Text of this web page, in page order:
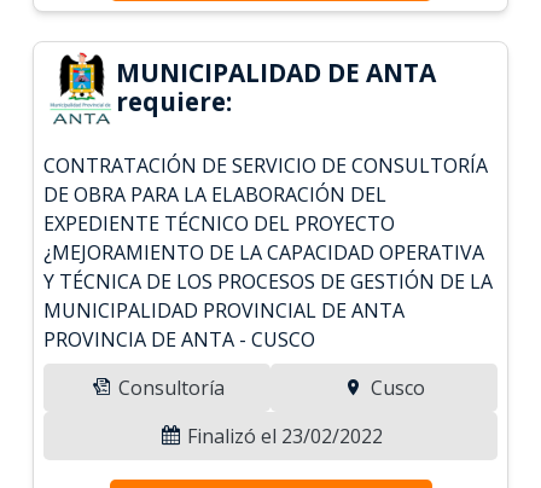
MUNICIPALIDAD DE ANTA
requiere:
CONTRATACIÓN DE SERVICIO DE CONSULTORÍA
DE OBRA PARA LA ELABORACIÓN DEL
EXPEDIENTE TÉCNICO DEL PROYECTO
¿MEJORAMIENTO DE LA CAPACIDAD OPERATIVA
Y TÉCNICA DE LOS PROCESOS DE GESTIÓN DE LA
MUNICIPALIDAD PROVINCIAL DE ANTA
PROVINCIA DE ANTA - CUSCO
Consultoría
Cusco
Finalizó el 23/02/2022